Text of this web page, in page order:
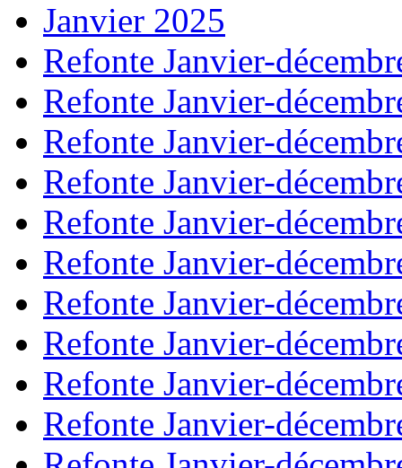
Janvier 2025
Refonte Janvier-
Refonte Janvier-
Refonte Janvier-
Refonte Janvier-
Refonte Janvier-
Refonte Janvier-
Refonte Janvier-
Refonte Janvier-
Refonte Janvier-
Refonte Janvier-